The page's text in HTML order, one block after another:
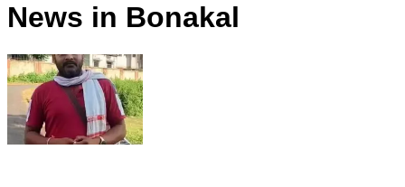
News in Bonakal